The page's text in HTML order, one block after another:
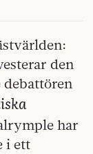
den
har
i ett